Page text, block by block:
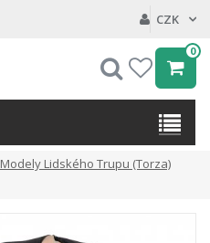
CZK
My
wishlist
0
Hledat
Modely Lidského Trupu (torza)